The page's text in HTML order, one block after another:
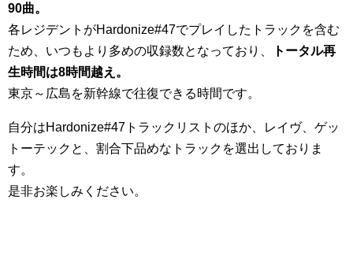
90曲。
各レジデントがHardonize#47でプレイしたトラックを含む
ため、いつもより多めの収録数となっており、
トータル再
生時間は8時間越え。
東京～広島を新幹線で往復できる時間です。
自分はHardonize#47トラックリストのほか、レイヴ、ゲッ
トーテックと、割合下品めなトラックを選出しておりま
す。
是非お楽しみください。